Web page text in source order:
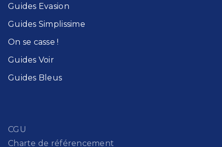
Guides Evasion​
Guides Simplissime​
On se casse !​
Guides Voir​
Guides Bleu​s
CGU
Charte de référencement